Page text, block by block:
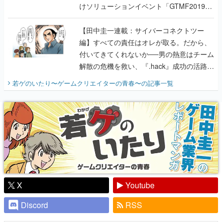
編】すべての責任はオレが取る。だから、
付いてきてくれないか──男の熱意はチーム
解散の危機を救い、『.hack』成功の活路を
開く。業界の快男児・松山 洋に流れる血は
『少年ジャンプ』色だった【若ゲのいた
り】
若ゲのいたり〜ゲームクリエイターの青春〜の記事一覧
X
Youtube
Discord
RSS
ピックアップ